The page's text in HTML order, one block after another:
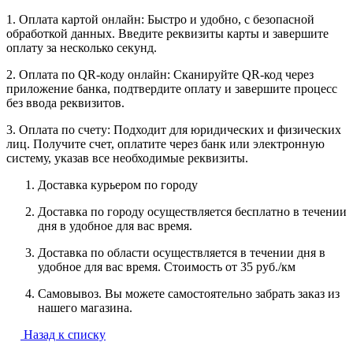
1. Оплата картой онлайн: Быстро и удобно, с безопасной
обработкой данных. Введите реквизиты карты и завершите
оплату за несколько секунд.
2. Оплата по QR-коду онлайн: Сканируйте QR-код через
приложение банка, подтвердите оплату и завершите процесс
без ввода реквизитов.
3. Оплата по счету: Подходит для юридических и физических
лиц. Получите счет, оплатите через банк или электронную
систему, указав все необходимые реквизиты.
Доставка курьером по городу
Доставка по городу осуществляется бесплатно в течении
дня в удобное для вас время.
Доставка по области осуществляется в течении дня в
удобное для вас время. Стоимость от 35 руб./км
Самовывоз. Вы можете самостоятельно забрать заказ из
нашего магазина.
Назад к списку